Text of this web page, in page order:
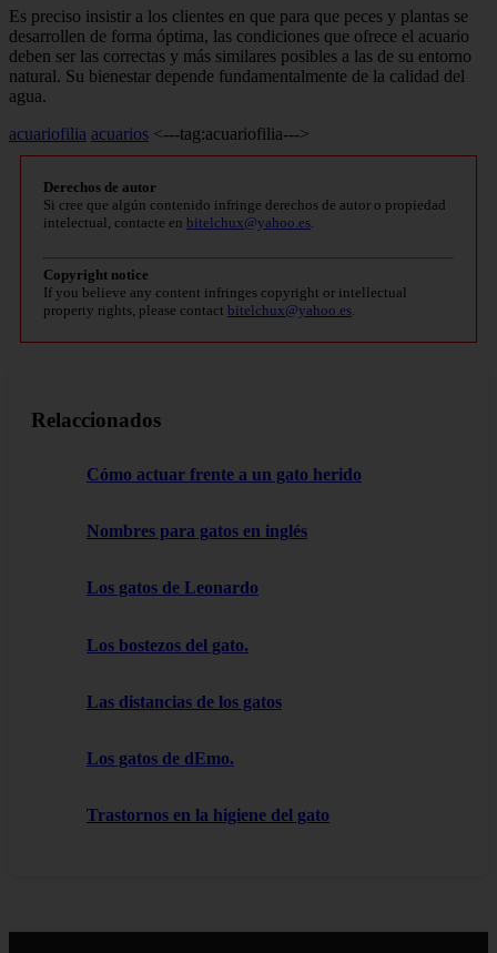
Es preciso insistir a los clientes en que para que peces y plantas se
desarrollen de forma óptima, las condiciones que ofrece el acuario
deben ser las correctas y más similares posibles a las de su entorno
natural. Su bienestar depende fundamentalmente de la calidad del
agua.
acuariofilia acuarios <---tag:acuariofilia--->
Derechos de autor
Si cree que algún contenido infringe derechos de autor o propiedad
intelectual, contacte en bitelchux@yahoo.es.
Copyright notice
If you believe any content infringes copyright or intellectual
property rights, please contact bitelchux@yahoo.es.
Relaccionados
Cómo actuar frente a un gato herido
Nombres para gatos en inglés
Los gatos de Leonardo
Los bostezos del gato.
Las distancias de los gatos
Los gatos de dEmo.
Trastornos en la higiene del gato